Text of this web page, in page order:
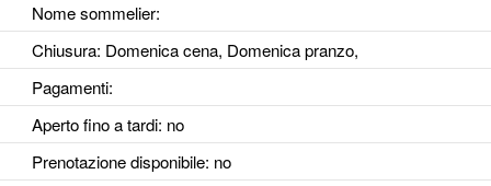
Nome sommelier:
Chiusura: Domenica cena, Domenica pranzo,
Pagamenti:
Aperto fino a tardi: no
Prenotazione disponibile: no